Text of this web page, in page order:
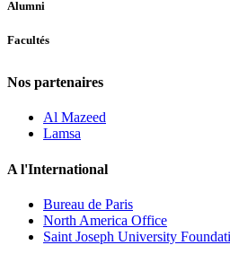
Alumni
Facultés
Nos partenaires
Al Mazeed
Lamsa
A l'International
Bureau de Paris
North America Office
Saint Joseph University